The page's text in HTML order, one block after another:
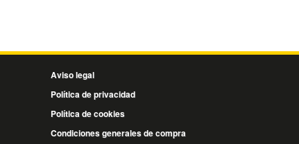
Aviso legal
Política de privacidad
Política de cookies
Condiciones generales de compra